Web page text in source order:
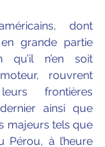
dont
en grande partie
qu’il n’en soit
rouvrent
frontières
ainsi que
majeurs tels que
Pérou, à l’heure